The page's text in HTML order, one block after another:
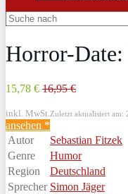
Horror-
15,78 € 16,95 €
inkl. MwSt. Zuletzt aktualisiert am:
ansehen *
Autor
Sebastian Fitzek
Genre
Humor
Region
Deutschland
Sprecher Simon Jäger